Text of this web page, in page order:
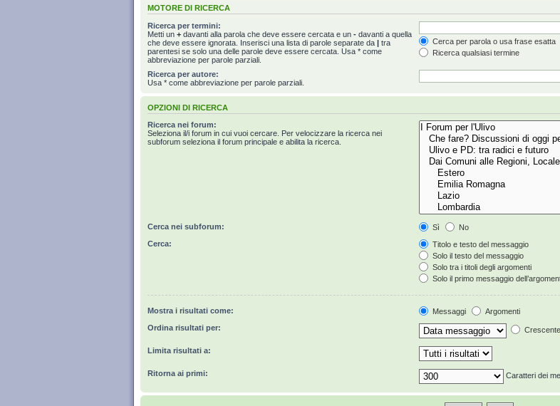
MOTORE DI RICERCA
Ricerca per termini:
Metti un + davanti alla parola che deve essere cercata e un - davanti a quella
che deve essere ignorata. Inserisci una lista di parole separate da | tra
parentesi se solo una delle parole deve essere cercata. Usa * come
abbreviazione per parole parziali.
Cerca per parola o usa frase esatta
Ricerca qualsiasi termine
Ricerca per autore:
Usa * come abbreviazione per parole parziali.
OPZIONI DI RICERCA
Ricerca nei forum:
Seleziona il/i forum in cui vuoi cercare. Per velocizzare la ricerca nei
subforum seleziona il forum principale e abilita la ricerca.
Cerca nei subforum: Sì
No
Cerca:
Titolo e testo del messaggio
Solo il testo del messaggio
Solo tra i titoli degli argomenti
Solo il primo messaggio
Mostra i risultati come: Messaggi
Argomenti
Ordina risultati per:
Crescente
Limita risultati a:
Ritorna ai primi: Caratteri dei